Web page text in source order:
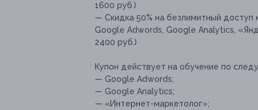
1600 руб.)
— Скидка 50% на безлимитный доступ
Google Adwords, Google Analytics,
2400 руб.)
Купон действует на обучение по
— Google Adwords;
— Google Analytics;
— «Интернет-маркетолог»;